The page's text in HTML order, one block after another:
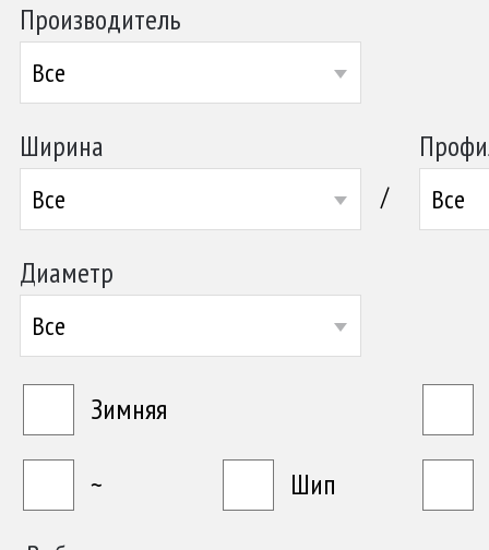
Производитель
Все
Ширина
Все / Все
Диаметр
Все
Зимняя
~
Шип